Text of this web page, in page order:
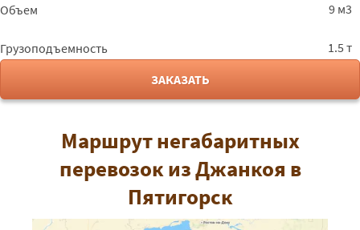
Объем 9 м3
Грузоподъемность
1.5 т
ЗАКАЗАТЬ
Маршрут негабаритных
перевозок из Джанкоя в
Пятигорск